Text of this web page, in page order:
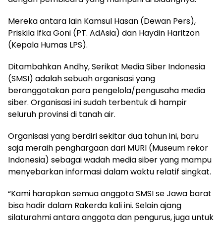
Mereka antara lain Kamsul Hasan (Dewan Pers),
Priskila Ifka Goni (PT. AdAsia) dan Haydin Haritzon
(Kepala Humas LPS).
Ditambahkan Andhy, Serikat Media Siber Indonesia
(SMSI) adalah sebuah organisasi yang
beranggotakan para pengelola/pengusaha media
siber. Organisasi ini sudah terbentuk di hampir
seluruh provinsi di tanah air.
Organisasi yang berdiri sekitar dua tahun ini, baru
saja meraih penghargaan dari MURI (Museum rekor
Indonesia) sebagai wadah media siber yang mampu
menyebarkan informasi dalam waktu relatif singkat.
“Kami harapkan semua anggota SMSI se Jawa barat
bisa hadir dalam Rakerda kali ini. Selain ajang
silaturahmi antara anggota dan pengurus, juga untuk